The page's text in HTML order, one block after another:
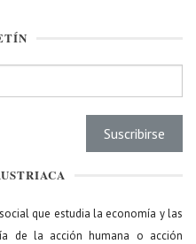
que estudia la economía y las
de la acción humana o acción